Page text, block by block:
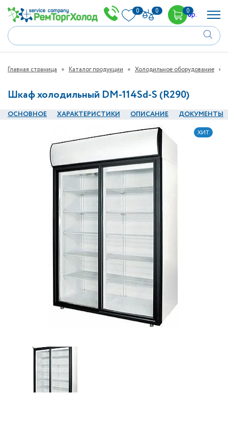
0 0 00р.
Главная страница Каталог продукции Холодильное оборудование
Шкаф холодильный DM-114Sd-S (R290)
ОСНОВНОЕ ХАРАКТЕРИСТИКИ ОПИСАНИЕ ДОКУМЕНТЫ
ХИТ